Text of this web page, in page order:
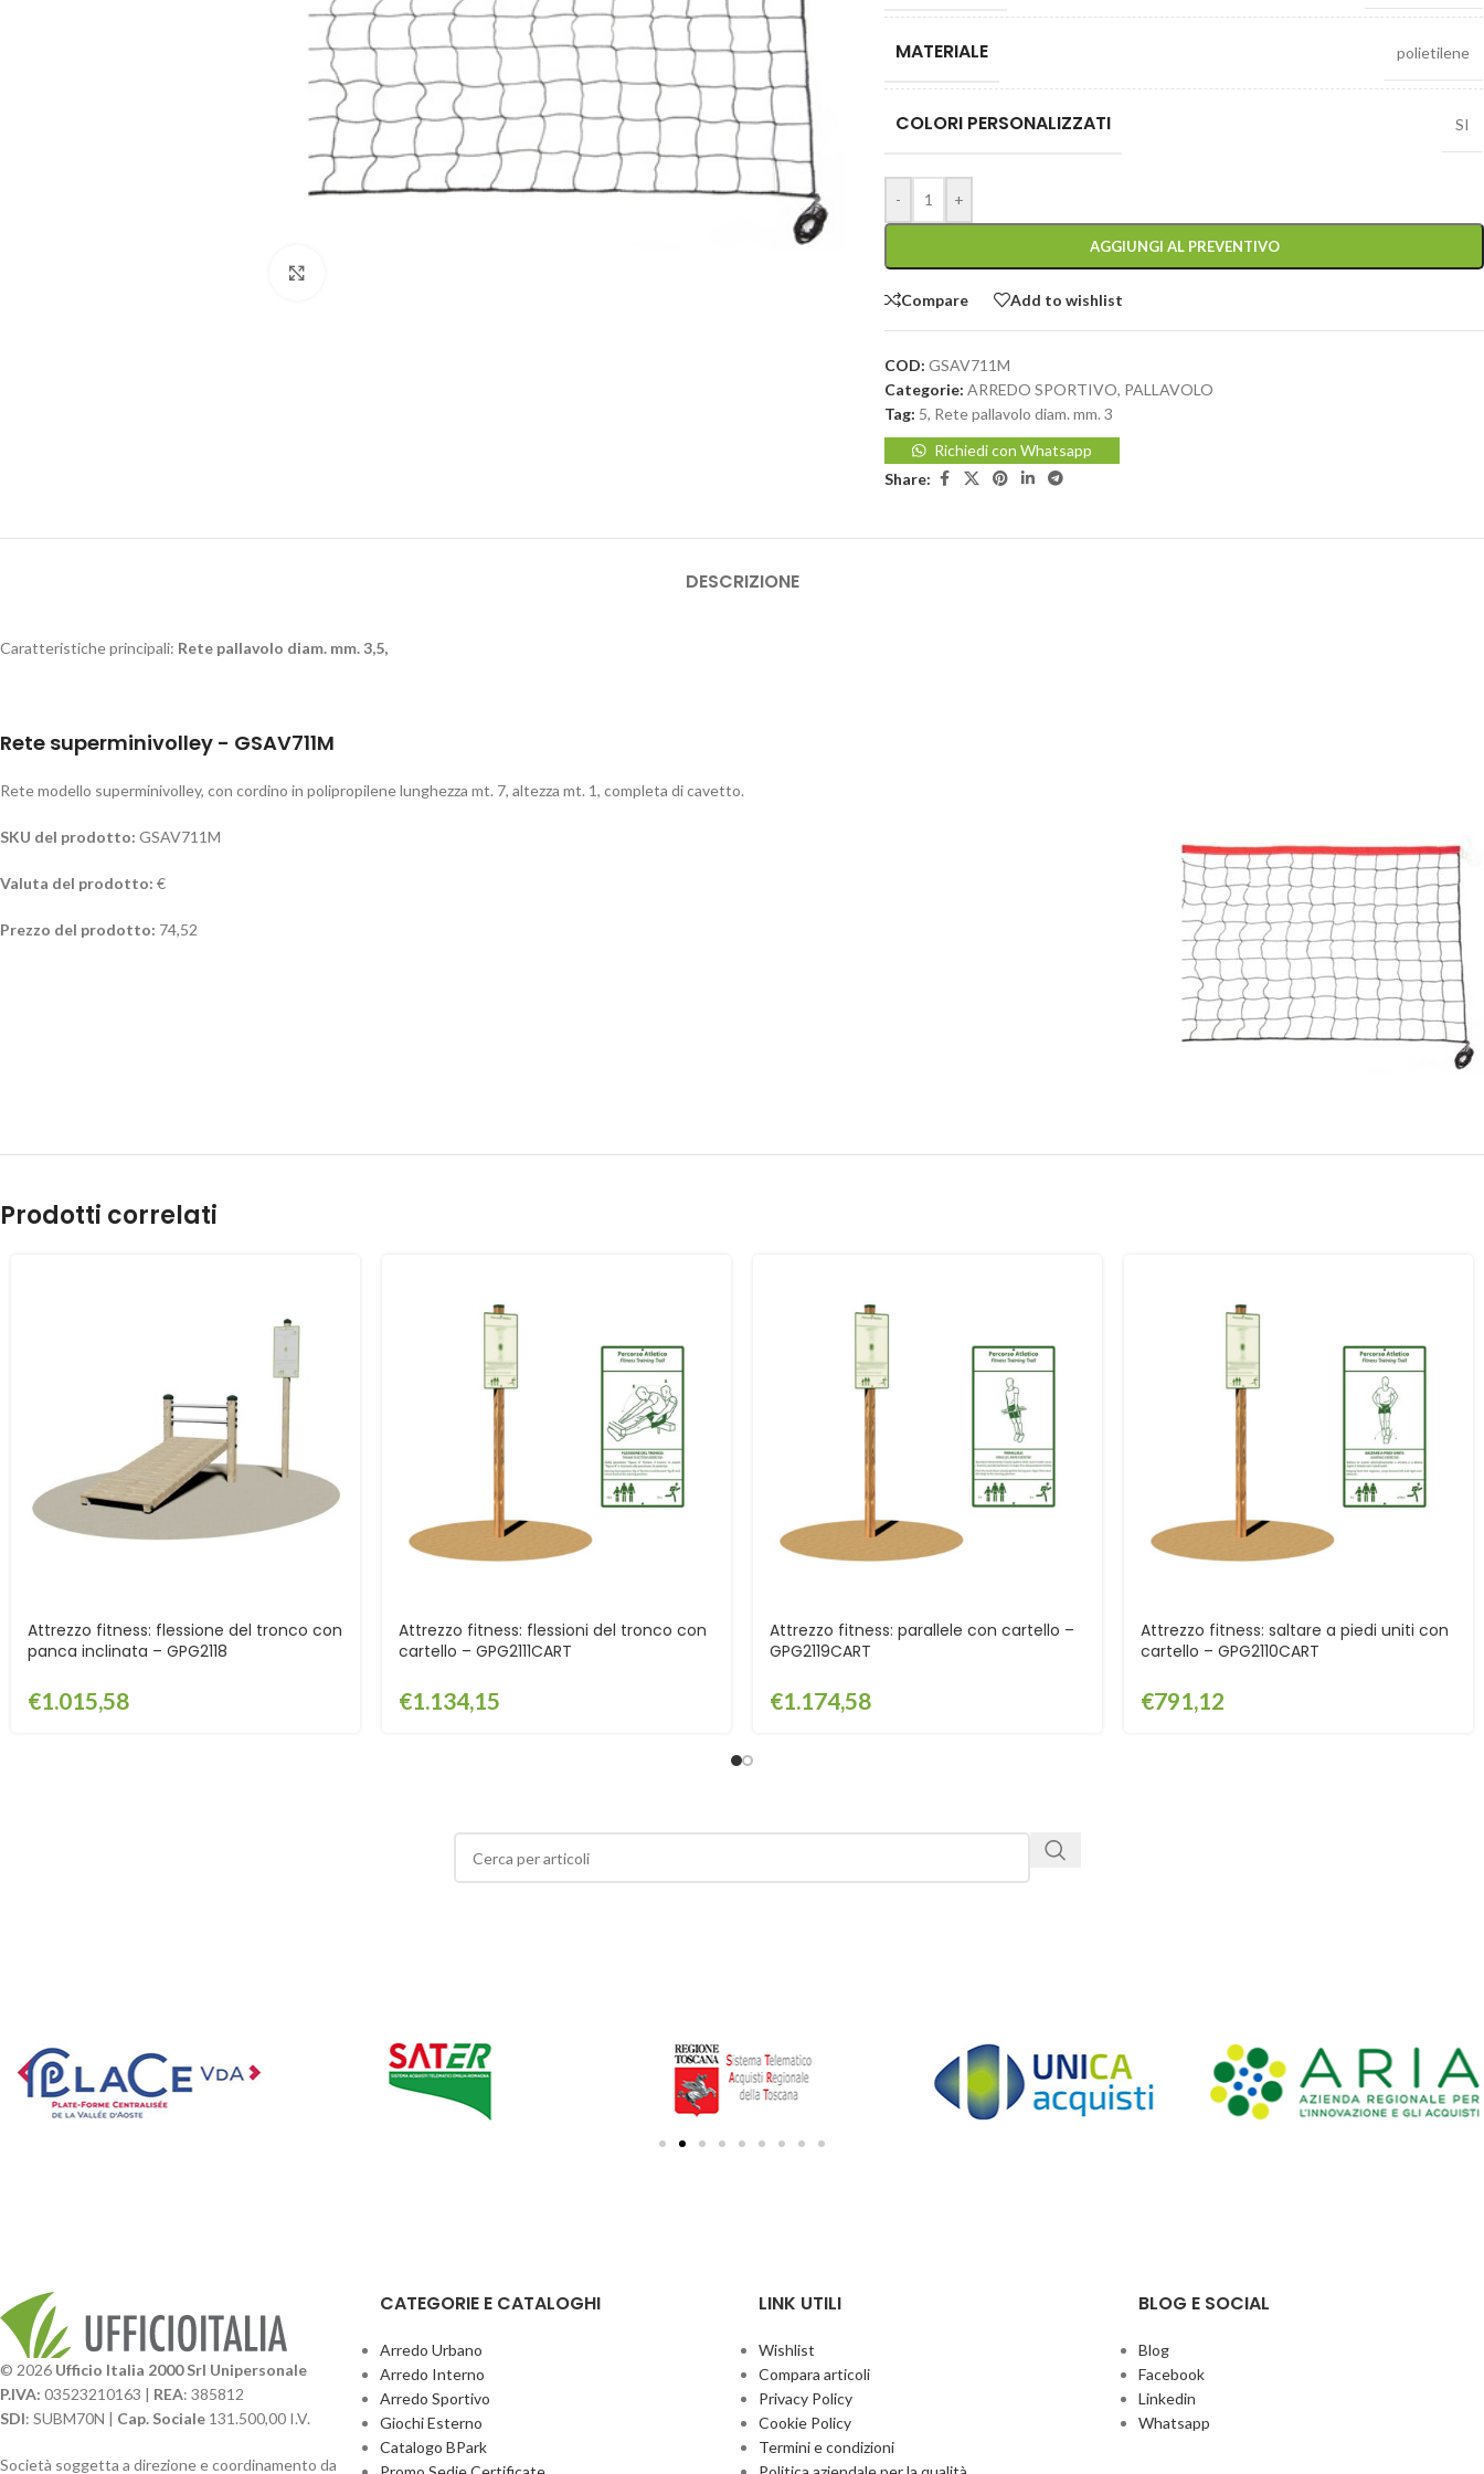
Tabelloni e bacheche
MATERIALE polietilene
COLORI PERSONALIZZATI SI
- +
AGGIUNGI AL PREVENTIVO
Compare Add to wishlist
COD:GSAV711M
Categorie: ARREDO SPORTIVO, PALLAVOLO
Tag: 5, Rete pallavolo diam. mm. 3
Richiedi con Whatsapp
Share:
DESCRIZIONE
Caratteristiche principali: Rete pallavolo diam. mm. 3,5,
Rete superminivolley - GSAV711M
Rete modello superminivolley, con cordino in polipropilene lunghezza mt. 7, altezza mt. 1, completa di cavetto.
SKU del prodotto: GSAV711M
Valuta del prodotto: €
Prezzo del prodotto: 74,52
Prodotti correlati
Attrezzo fitness: flessione del tronco con
panca inclinata – GPG2118
€1.015,58
Attrezzo fitness: flessioni del tronco con
cartello – GPG2111CART
€1.134,15
Attrezzo fitness: parallele con cartello –
GPG2119CART
€1.174,58
Attrezzo fitness: saltare a piedi uniti con
cartello – GPG2110CART
€791,12
© 2026 Ufficio Italia 2000 Srl Unipersonale
P.IVA: 03523210163 | REA: 385812
SDI: SUBM70N | Cap. Sociale 131.500,00 I.V.
Società soggetta a direzione e coordinamento da
CATEGORIE E CATALOGHI
Arredo Urbano
Arredo Interno
Arredo Sportivo
Giochi Esterno
Catalogo BPark
LINK UTILI
Wishlist
Compara articoli
Privacy Policy
Cookie Policy
Termini e condizioni
BLOG E SOCIAL
Blog
Facebook
Linkedin
Whatsapp